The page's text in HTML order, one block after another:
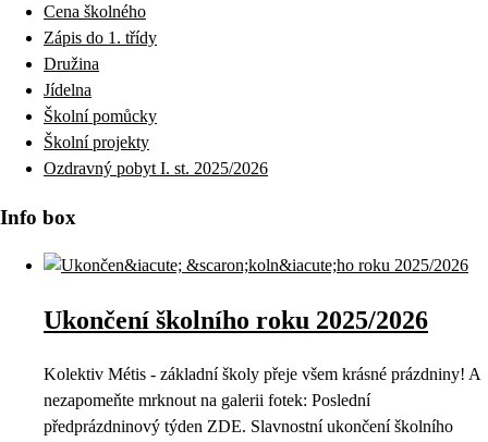
Cena školného
Zápis do 1. třídy
Družina
Jídelna
Školní pomůcky
Školní projekty
Ozdravný pobyt I. st. 2025/2026
Info box
Ukončení školního roku 2025/2026
Kolektiv Métis - základní školy přeje všem krásné prázdniny! A
nezapomeňte mrknout na galerii fotek: Poslední
předprázdninový týden ZDE. Slavnostní ukončení školního